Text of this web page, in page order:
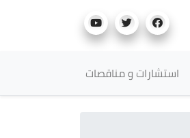
استشارات و مناقصات